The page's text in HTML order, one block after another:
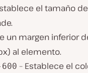
el tamaño
un margen inferior
al elemento.
– Establece el